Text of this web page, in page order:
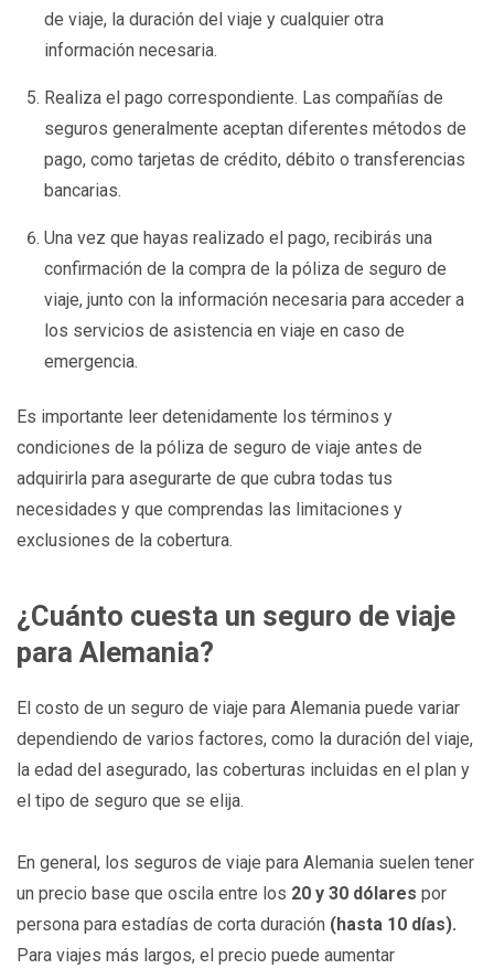
de viaje, la duración del viaje y cualquier otra
información necesaria.
Realiza el pago correspondiente. Las compañías de
seguros generalmente aceptan diferentes métodos de
pago, como tarjetas de crédito, débito o transferencias
bancarias.
Una vez que hayas realizado el pago, recibirás una
confirmación de la compra de la póliza de seguro de
viaje, junto con la información necesaria para acceder a
los servicios de asistencia en viaje en caso de
emergencia.
Es importante leer detenidamente los términos y
condiciones de la póliza de seguro de viaje antes de
adquirirla para asegurarte de que cubra todas tus
necesidades y que comprendas las limitaciones y
exclusiones de la cobertura.
¿Cuánto cuesta un seguro de viaje
para Alemania?
El costo de un seguro de viaje para Alemania puede variar
dependiendo de varios factores, como la duración del viaje,
la edad del asegurado, las coberturas incluidas en el plan y
el tipo de seguro que se elija.
En general, los seguros de viaje para Alemania suelen tener
un precio base que oscila entre los 20 y 30 dólares por
persona para estadías de corta duración (hasta 10 días).
Para viajes más largos, el precio puede aumentar